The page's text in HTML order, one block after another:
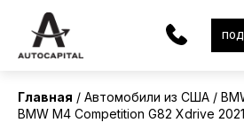
АВТОМОБИЛИ
Главная Автомобили из США
BMW M4 Competition G82 Xdrive 2021